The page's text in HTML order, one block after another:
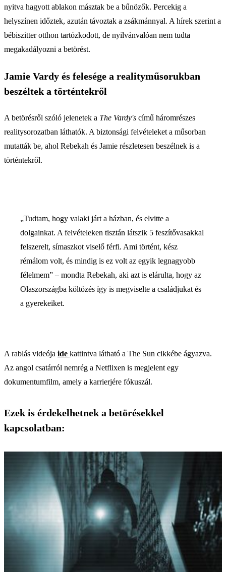
nyitva hagyott ablakon másztak be a bűnözők. Percekig a
helyszínen időztek, azután távoztak a zsákmánnyal. A hírek szerint a
bébiszitter otthon tartózkodott, de nyilvánvalóan nem tudta
megakadályozni a betörést.
Jamie Vardy és felesége a realityműsorukban
beszéltek a történtekről
A betörésről szóló jelenetek a The Vardy's című háromrészes
realitysorozatban láthatók. A biztonsági felvételeket a műsorban
mutatták be, ahol Rebekah és Jamie részletesen beszélnek is a
történtekről.
„Tudtam, hogy valaki járt a házban, és elvitte a
dolgainkat. A felvételeken tisztán látszik 5 feszítővasakkal
felszerelt, símaszkot viselő férfi. Ami történt, kész
rémálom volt, és mindig is ez volt az egyik legnagyobb
félelmem” – mondta Rebekah, aki azt is elárulta, hogy az
Olaszországba költözés így is megviselte a családjukat és
a gyerekeiket.
A rablás videója ide kattintva látható a The Sun cikkébe ágyazva.
Az angol csatárról nemrég a Netflixen is megjelent egy
dokumentumfilm, amely a karrierjére fókuszál.
Ezek is érdekelhetnek a betörésekkel
kapcsolatban: